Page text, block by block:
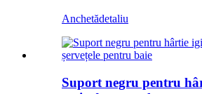
Anchetădetaliu
Suport negru pentru